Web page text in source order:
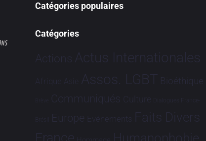
Catégories populaires
Catégories
Actions Actus Internationales
Afrique Asie Assos. LGBT Bioéthique
Brève Communiqués Culture Dialogues France-
Brésil Europe Evénements Faits Divers
Humanophobie